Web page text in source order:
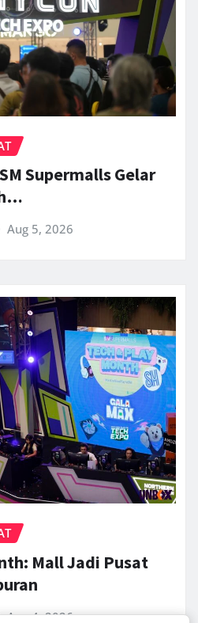
Supermalls Gelar
Aug 5, 2026
Mall Jadi Pusat
Aug 4, 2026